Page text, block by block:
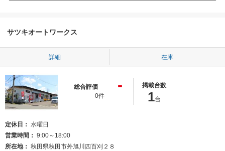
サツキオートワークス
詳細 在庫
総合評価 -
0件
掲載台数
1台
定休日
水曜日
営業時間
9:00～18:00
所在地
秋田県秋田市外旭川四百刈２８